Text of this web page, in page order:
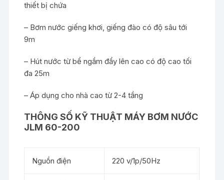
thiết bị chứa
– Bơm nước giếng khơi, giếng đào có độ sâu tới
9m
– Hút nước từ bể ngầm đẩy lên cao có độ cao tối
đa 25m
– Áp dụng cho nhà cao từ 2-4 tầng
THÔNG SỐ KỸ THUẬT MÁY BƠM NƯỚC
JLM 60-200
Nguồn điện 220 v/1p/50Hz